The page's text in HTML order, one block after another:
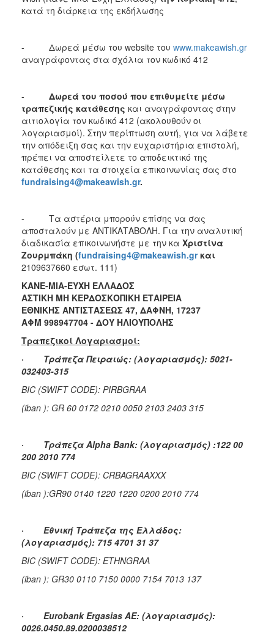
κατά τη διάρκεια της εκδήλωσης
- Δωρεά μέσω του website του www.makeawish.gr
αναγράφοντας στα σχόλια τον κωδικό 412
- Δωρεά του ποσού που επιθυμείτε μέσω
τραπεζικής κατάθεσης και αναγράφοντας στην
αιτιολογία τον κωδικό 412 (ακολουθούν οι
λογαριασμοί). Στην περίπτωση αυτή, για να λάβετε
την απόδειξη σας και την ευχαριστήρια επιστολή,
πρέπει να αποστείλετε το αποδεικτικό της
κατάθεσης και τα στοιχεία επικοινωνίας σας στο
fundraising4@makeawish.gr.
- Τα αστέρια μπορούν επίσης να σας
αποσταλούν με ΑΝΤΙΚΑΤΑΒΟΛΗ. Για την αναλυτική
διαδικασία επικοινωνήστε με την κα Χριστίνα
Ζουρμπάκη (fundraising4@makeawish.grκαι
2109637660 εσωτ. 111)
ΚΑΝΕ-ΜΙΑ-ΕΥΧΗ ΕΛΛΑΔΟΣ
ΑΣΤΙΚΗ ΜΗ ΚΕΡΔΟΣΚΟΠΙΚΗ ΕΤΑΙΡΕΙΑ
ΕΘΝΙΚΗΣ ΑΝΤΙΣΤΑΣΕΩΣ 47, ΔΑΦΝΗ, 17237
ΑΦΜ 998947704 - ΔΟΥ ΗΛΙΟΥΠΟΛΗΣ
Τραπεζικοί Λογαριασμοί:
· Τράπεζα Πειραιώς: (λογαριασμός): 5021-
032403-315
BIC (SWIFT CODE): PIRBGRAA
(iban ): GR 60 0172 0210 0050 2103 2403 315
· Τράπεζα Alpha Bank: (λογαριασμός) :122 00
200 2010 774
BIC (SWIFT CODE): CRBAGRAAXXX
(iban ):GR90 0140 1220 1220 0200 2010 774
· Εθνική Τράπεζα της Ελλάδος:
(λογαριασμός): 715 4701 31 37
BIC (SWIFT CODE): ETHNGRAA
(iban ): GR30 0110 7150 0000 7154 7013 137
· Eurobank Ergasias AE: (λογαριασμός):
0026.0450.89.0200038512